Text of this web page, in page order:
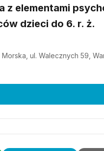
z elementami
dzieci do 6. r. ż.
ul. Walecznych 59,